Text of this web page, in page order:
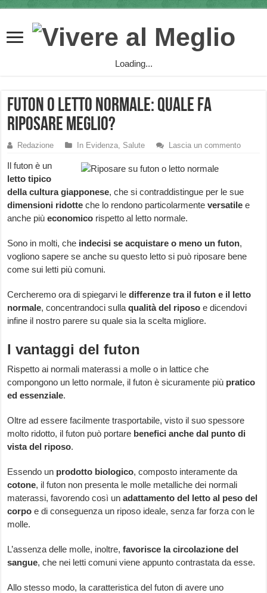
Loading...
Futon o letto normale: quale fa
riposare meglio?
Redazione In Evidenza, Salute Lascia un commento
Il futon è un
letto tipico
della cultura giapponese, che si contraddistingue per le sue
dimensioni ridotte che lo rendono particolarmenteversatile e
anche piùeconomico rispetto al letto normale.
Sono in molti, che indecisi se acquistare o meno un futon,
vogliono sapere se anche su questo letto si può riposare bene
come sui letti più comuni.
Cercheremo ora di spiegarvi le differenze tra il futon e il letto
normale, concentrandoci sullaqualità del riposo e dicendovi
infine il nostro parere su quale sia la scelta migliore.
I vantaggi del futon
Rispetto ai normali materassi a molle o in lattice che
compongono un letto normale, il futon è sicuramente più pratico
ed essenziale.
Oltre ad essere facilmente trasportabile, visto il suo spessore
molto ridotto, il futon può portare benefici anche dal punto di
vista del riposo.
Essendo un prodotto biologico, composto interamente da
cotone, il futon non presenta le molle metalliche dei normali
materassi, favorendo così unadattamento del letto al peso del
corpoe di conseguenza un riposo ideale, senza far forza con le
molle.
L’assenza delle molle, inoltre,favorisce la circolazione del
sangue, che nei letti comuni viene appunto contrastata da esse.
Allo stesso modo, la caratteristica del futon di avere uno